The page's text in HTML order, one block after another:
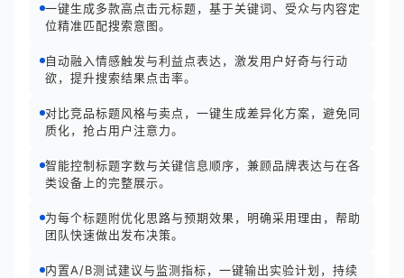
一键生成多款高点击元标题，基于关键词、受众与内容定
位精准匹配搜索意图。
自动融入情感触发与利益点表达，激发用户好奇与行动
欲，提升搜索结果点击率。
对比竞品标题风格与卖点，一键生成差异化方案，避免同
质化，抢占用户注意力。
智能控制标题字数与关键信息顺序，兼顾品牌表达与在各
类设备上的完整展示。
为每个标题附优化思路与预期效果，明确采用理由，帮助
团队快速做出发布决策。
内置A/B测试建议与监测指标，一键输出实验计划，持续